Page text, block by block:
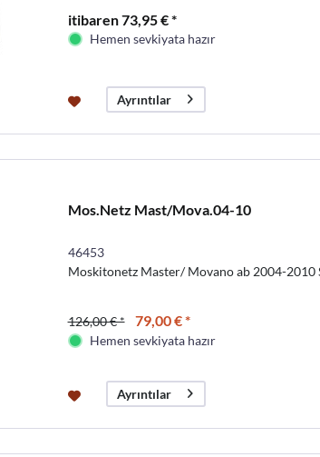
itibaren 73,95 € *
Hemen sevkiyata hazır
Ayrıntılar
Mos.Netz Mast/Mova.04-10
46453
Moskitonetz Master/ Movano ab 2004-2010
126,00 € * 79,00 € *
Hemen sevkiyata hazır
Ayrıntılar